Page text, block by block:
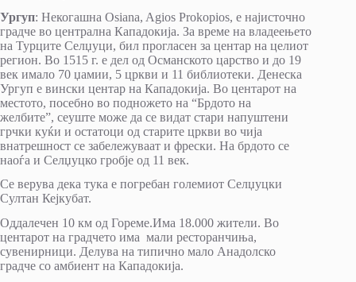
Ургуп: Некогашна Osiana, Agios Prokopios, e најисточно
градче во централна Кападокија. За време на владеењето
на Турците Селџуци, бил прогласен за центар на целиот
регион. Во 1515 г. е дел од Османското царство и до 19
век имало 70 џамии, 5 цркви и 11 библиотеки. Денеска
Ургуп е вински центар на Кападокија. Во центарот на
местото, посебно во подножето на “Брдото на
желбите”, сеуште може да се видат стари напуштени
грчки куќи и остатоци од старите цркви во чија
внатрешност се забележуваат и фрески. На брдото се
наоѓа и Селџуцко гробје од 11 век.
Се верува дека тука е погребан големиот Селџуцки
Султан Кејкубат.
Оддалечен 10 км од Гореме.Има 18.000 жители. Во
центарот на градчето има мали ресторанчиња,
сувенирници. Делува на типично мало Анадолско
градче со амбиент на Кападокија.